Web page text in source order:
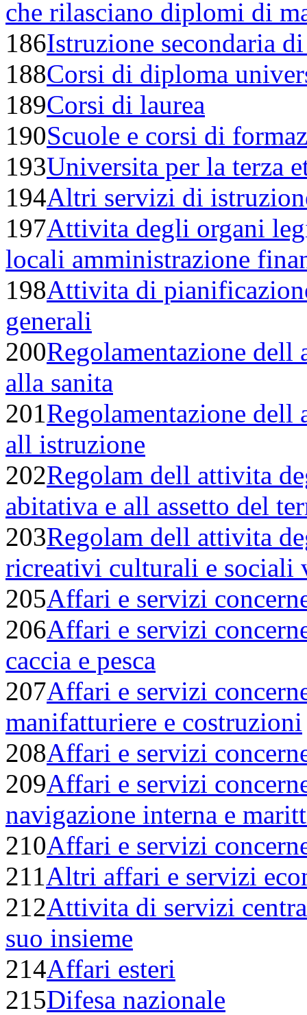
che rilasciano diplomi di
186Istruzione secondaria
188Corsi di diploma
189Corsi di laurea
190Scuole e corsi di
193Universita per la terza
194Altri servizi di
197Attivita degli organi
locali amministrazione
198Attivita di
generali
200Regolamentazione
alla sanita
201Regolamentazione
all istruzione
202Regolam dell attivita
abitativa e all assetto del
203Regolam dell attivita
ricreativi culturali e sociali
205Affari e servizi
206Affari e servizi
caccia e pesca
207Affari e servizi
manifatturiere e costruzioni
208Affari e servizi
209Affari e servizi
navigazione interna e
210Affari e servizi
211Altri affari e servizi
212Attivita di servizi
suo insieme
214Affari esteri
215Difesa nazionale